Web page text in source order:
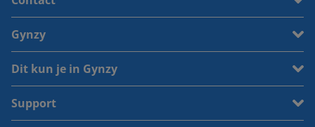
Gynzy
Dit kun je in Gynzy
Support